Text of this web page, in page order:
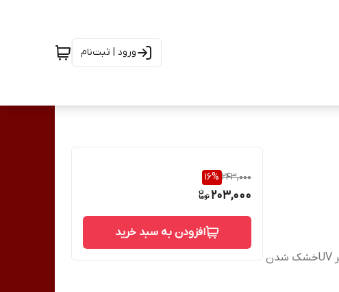
ورود | ثبت‌نام
ایجاد جلوه ای مات روی لاک و ماندگاری بالای آندارای فیلتر UVخشک شدن
243,000
16%
203,000
افزودن به سبد خرید